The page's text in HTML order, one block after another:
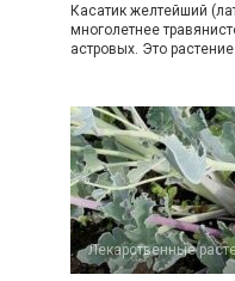
Касатик желтейший
многолетнее
астровых. Это растение
Лекарственные